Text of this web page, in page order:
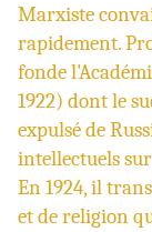
Marxiste
rapidement.
fonde l'
1922) dont le
expulsé de
intellectuels
En1924, il
et de religion